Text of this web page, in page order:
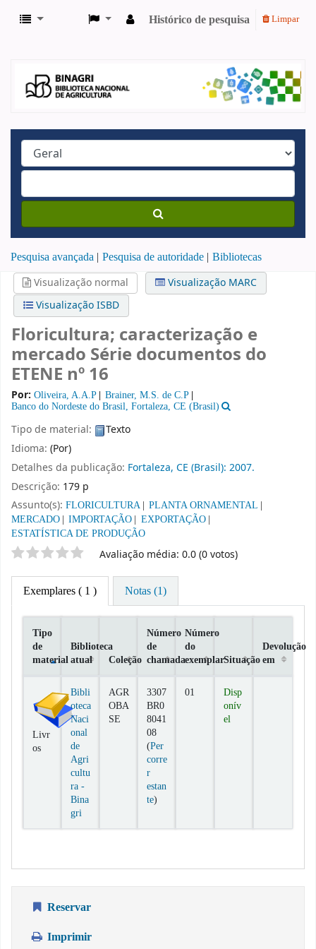
Histórico de pesquisa Limpar
Pesquisa avançada Pesquisa de autoridade Bibliotecas
Visualização normal
Visualização MARC
Visualização ISBD
Floricultura; caracterização e
mercado Série documentos do
ETENE nº 16
Por: Oliveira, A.A.P
Brainer, M.S. de C.P
Banco do Nordeste do Brasil, Fortaleza, CE (Brasil)
Tipo de material:
Texto
Idioma: (Por)
Detalhes da publicação: Fortaleza, CE (Brasil): 2007.
Descrição: 179 p
Assunto(s): FLORICULTURA
PLANTA ORNAMENTAL
MERCADO
IMPORTAÇÃO
EXPORTAÇÃO
ESTATÍSTICA DE PRODUÇÃO
Classificação por estrelasAvaliação média: 0.0 (0 votos)
Exemplares ( 1 ) Notas (1)
Tipo
de
material
Biblioteca
atual
Coleção
Número
de
chamada
Número
do
exemplarSituação
Devolução
em
Livr
os
Bibli
oteca
Naci
onal
de
Agri
cultu
ra -
Bina
gri
AGR
OBA
SE
3307
BR0
8041
08
(Per
corre
r
estan
te(Abre abaixo)
)
01
Disp
onív
el
Reservar
Imprimir